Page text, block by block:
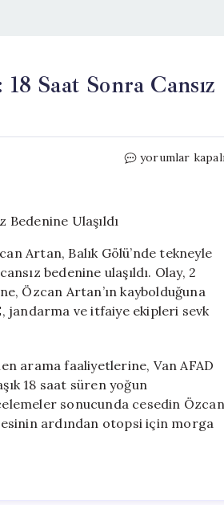
Saat Sonra Cansız
Balık
18
Saat
Sonra
Cansız
için
yorumlar
Artan, Balık Gölü’nde tekneyle
bedenine ulaşıldı. Olay, 2
Özcan Artan’ın kaybolduğuna
jandarma ve itfaiye ekipleri sevk
arama faaliyetlerine, Van AFAD
18 saat süren yoğun
sonucunda cesedin Özcan
ardından otopsi için morga